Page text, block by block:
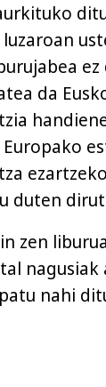
da
duten
zen
nahi